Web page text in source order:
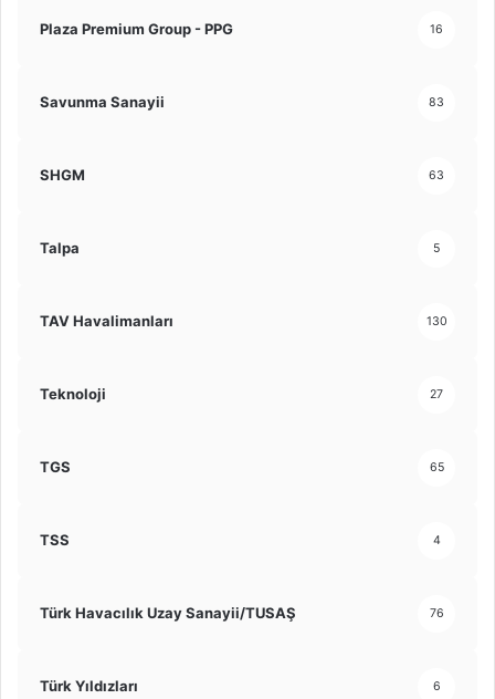
Plaza Premium Group - PPG 16
Savunma Sanayii 83
SHGM 63
Talpa 5
TAV Havalimanları 130
Teknoloji 27
TGS 65
TSS 4
Türk Havacılık Uzay Sanayii/TUSAŞ 76
Türk Yıldızları 6